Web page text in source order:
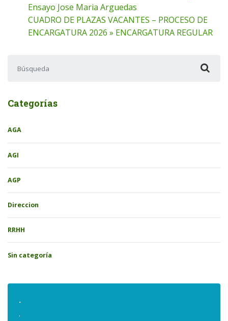
Ensayo Jose Maria Arguedas
CUADRO DE PLAZAS VACANTES – PROCESO DE
ENCARGATURA 2026 » ENCARGATURA REGULAR
Categorías
AGA
AGI
AGP
Direccion
RRHH
Sin categoría
.
.